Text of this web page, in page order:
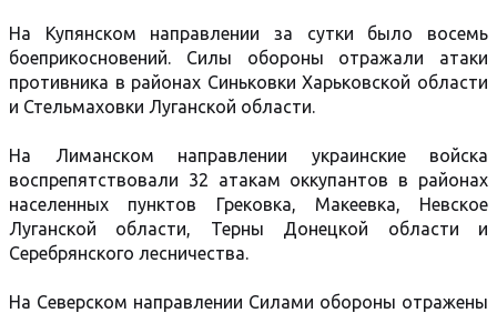
На Купянском направлении за сутки было восемь
боеприкосновений. Силы обороны отражали атаки
противника в районах Синьковки Харьковской области
и Стельмаховки Луганской области.
На Лиманском направлении украинские войска
воспрепятствовали 32 атакам оккупантов в районах
населенных пунктов Грековка, Макеевка, Невское
Луганской области, Терны Донецкой области и
Серебрянского лесничества.
На Северском направлении Силами обороны отражены